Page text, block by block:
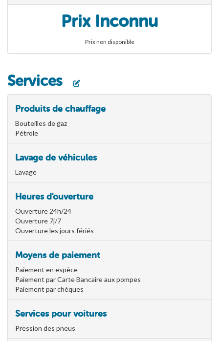
Prix Inconnu
Prix non disponible
Services
Produits de chauffage
Bouteilles de gaz
Pétrole
Lavage de véhicules
Lavage
Heures d'ouverture
Ouverture 24h/24
Ouverture 7j/7
Ouverture les jours fériés
Moyens de paiement
Paiement en espèce
Paiement par Carte Bancaire aux pompes
Paiement par chèques
Services pour voitures
Pression des pneus